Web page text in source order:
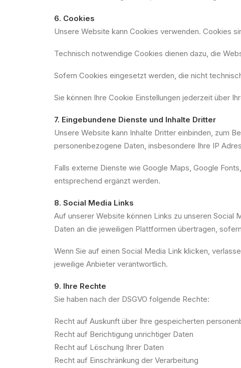
6. Cookies
Unsere Website kann Cookies verwenden. Cookies
Technisch notwendige Cookies dienen dazu, die
Sofern Cookies eingesetzt werden, die nicht
Sie können Ihre Cookie Einstellungen jederzeit über
7. Eingebundene Dienste und Inhalte Dritter
Unsere Website kann Inhalte Dritter einbinden, zum
personenbezogene Daten, insbesondere Ihre IP
Falls externe Dienste wie Google Maps, Google
entsprechend ergänzt werden.
8. Social Media Links
Auf unserer Website können Links zu unseren Social
Daten an die jeweiligen Plattformen übertragen,
Wenn Sie auf einen Social Media Link klicken,
jeweilige Anbieter verantwortlich.
9. Ihre Rechte
Sie haben nach der DSGVO folgende Rechte:
Recht auf Auskunft über Ihre gespeicherten
Recht auf Berichtigung unrichtiger Daten
Recht auf Löschung Ihrer Daten
Recht auf Einschränkung der Verarbeitung